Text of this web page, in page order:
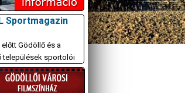
Sportmagazin
előtt Gödöllő és a
települések sportolói